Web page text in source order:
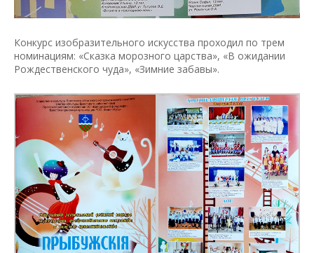
Конкурс изобразительного искусства проходил по трем
номинациям: «Сказка морозного царства», «В ожидании
Рождественского чуда», «Зимние забавы».